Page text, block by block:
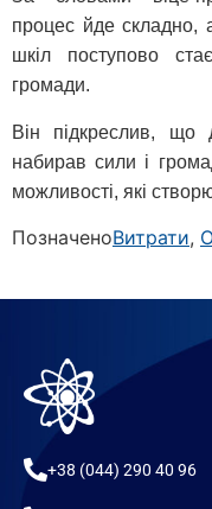
процес йде складно,
шкіл поступово
громади.
Він підкреслив,
набирав сили і
можливості, які
ПозначеноВитрати,
+38 (044) 290 40 96